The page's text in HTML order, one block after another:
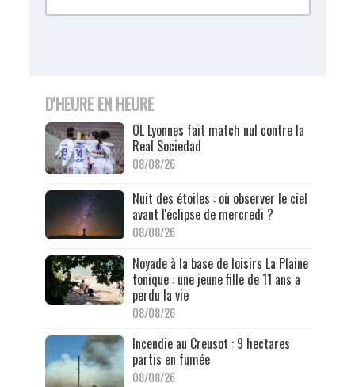
D'HEURE EN HEURE
OL Lyonnes fait match nul contre la
Real Sociedad
08/08/26
Nuit des étoiles : où observer le ciel
avant l'éclipse de mercredi ?
08/08/26
Noyade à la base de loisirs La Plaine
tonique : une jeune fille de 11 ans a
perdu la vie
08/08/26
Incendie au Creusot : 9 hectares
partis en fumée
08/08/26